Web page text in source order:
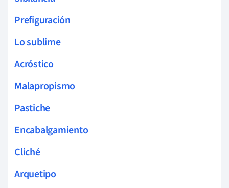
Prefiguración
Lo sublime
Acróstico
Malapropismo
Pastiche
Encabalgamiento
Cliché
Arquetipo